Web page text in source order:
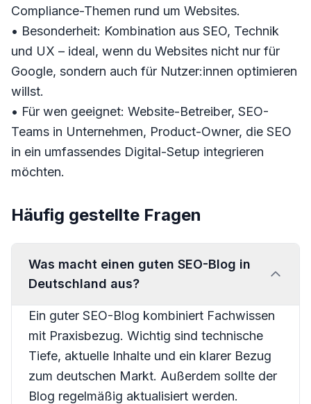
Compliance-Themen rund um Websites.
• Besonderheit: Kombination aus SEO, Technik
und UX – ideal, wenn du Websites nicht nur für
Google, sondern auch für Nutzer:innen optimieren
willst.
• Für wen geeignet: Website-Betreiber, SEO-
Teams in Unternehmen, Product-Owner, die SEO
in ein umfassendes Digital-Setup integrieren
möchten.
Häufig gestellte Fragen
Was macht einen guten SEO-Blog in
Deutschland aus?
Ein guter SEO-Blog kombiniert Fachwissen
mit Praxisbezug. Wichtig sind technische
Tiefe, aktuelle Inhalte und ein klarer Bezug
zum deutschen Markt. Außerdem sollte der
Blog regelmäßig aktualisiert werden.